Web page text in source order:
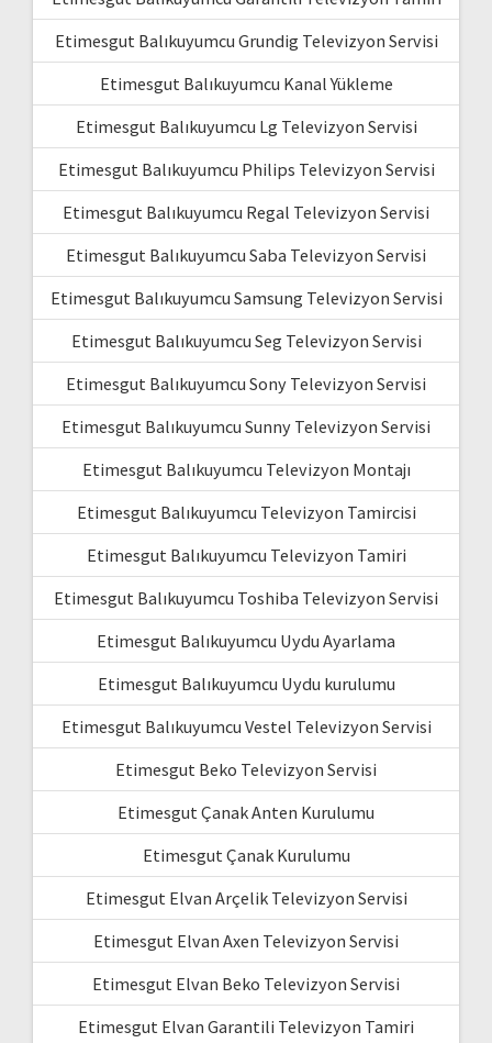
Etimesgut Balıkuyumcu Grundig Televizyon Servisi
Etimesgut Balıkuyumcu Kanal Yükleme
Etimesgut Balıkuyumcu Lg Televizyon Servisi
Etimesgut Balıkuyumcu Philips Televizyon Servisi
Etimesgut Balıkuyumcu Regal Televizyon Servisi
Etimesgut Balıkuyumcu Saba Televizyon Servisi
Etimesgut Balıkuyumcu Samsung Televizyon Servisi
Etimesgut Balıkuyumcu Seg Televizyon Servisi
Etimesgut Balıkuyumcu Sony Televizyon Servisi
Etimesgut Balıkuyumcu Sunny Televizyon Servisi
Etimesgut Balıkuyumcu Televizyon Montajı
Etimesgut Balıkuyumcu Televizyon Tamircisi
Etimesgut Balıkuyumcu Televizyon Tamiri
Etimesgut Balıkuyumcu Toshiba Televizyon Servisi
Etimesgut Balıkuyumcu Uydu Ayarlama
Etimesgut Balıkuyumcu Uydu kurulumu
Etimesgut Balıkuyumcu Vestel Televizyon Servisi
Etimesgut Beko Televizyon Servisi
Etimesgut Çanak Anten Kurulumu
Etimesgut Çanak Kurulumu
Etimesgut Elvan Arçelik Televizyon Servisi
Etimesgut Elvan Axen Televizyon Servisi
Etimesgut Elvan Beko Televizyon Servisi
Etimesgut Elvan Garantili Televizyon Tamiri